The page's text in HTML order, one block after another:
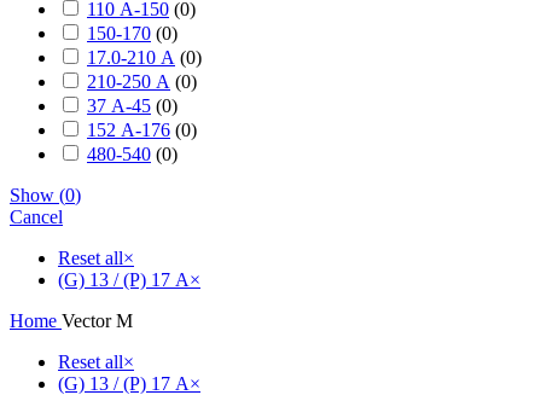
110 А-150 (0)
150-170 (0)
17.0-210 А (0)
210-250 А (0)
37 А-45 (0)
152 А-176 (0)
480-540 (0)
Show (0)
Cancel
Reset all×
(G) 13 / (P) 17 А×
Home Vector M
Reset all×
(G) 13 / (P) 17 А×